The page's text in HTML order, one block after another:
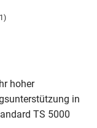
hoher
in
TS 5000